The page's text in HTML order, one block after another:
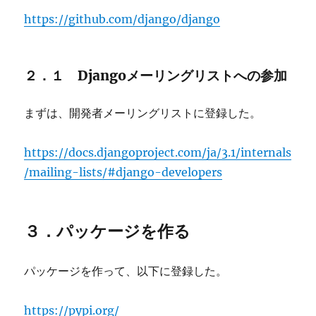
https://github.com/django/django
２．１ Djangoメーリングリストへの参加
まずは、開発者メーリングリストに登録した。
https://docs.djangoproject.com/ja/3.1/internals
/mailing-lists/#django-developers
３．パッケージを作る
パッケージを作って、以下に登録した。
https://pypi.org/